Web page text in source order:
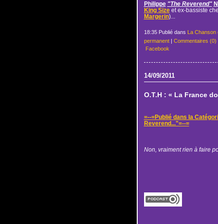
Philippe "The Reverend"
King Sizeet ex-bassiste
Margerin)...
18:35 Publié dans La Chanson
permanent| Commentaires (0)
Facebook
14/09/2011
O.T.H : « La France
=--=Publié dans la
Reverend..."=--=
Non, vraiment rien à faire